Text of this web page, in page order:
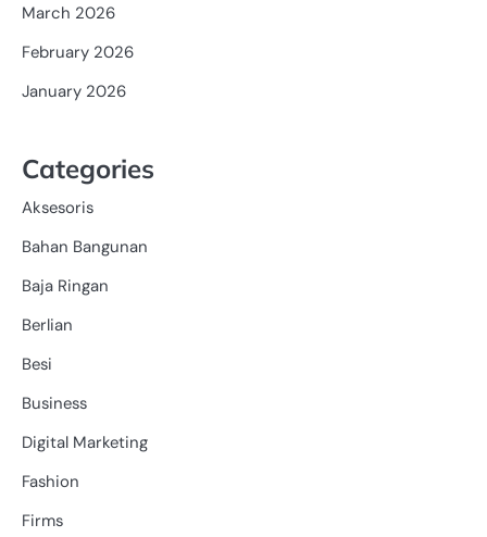
March 2026
February 2026
January 2026
Categories
Aksesoris
Bahan Bangunan
Baja Ringan
Berlian
Besi
Business
Digital Marketing
Fashion
Firms